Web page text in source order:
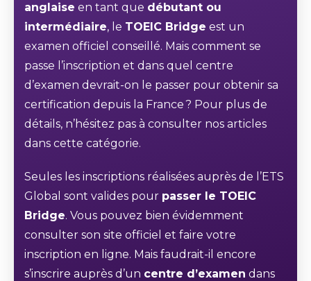
anglaise en tant que débutant ou
intermédiaire, le TOEIC Bridge est un
examen officiel conseillé. Mais comment se
passe l’inscription et dans quel centre
d’examen devrait-on le passer pour obtenir sa
certification depuis la France ? Pour plus de
détails, n’hésitez pas à consulter nos articles
dans cette catégorie.
Seules les inscriptions réalisées auprès de l’ETS
Global sont valides pour passer le TOEIC
Bridge. Vous pouvez bien évidemment
consulter son site officiel et faire votre
inscription en ligne. Mais faudrait-il encore
s’inscrire auprès d’un centre d’examen dans